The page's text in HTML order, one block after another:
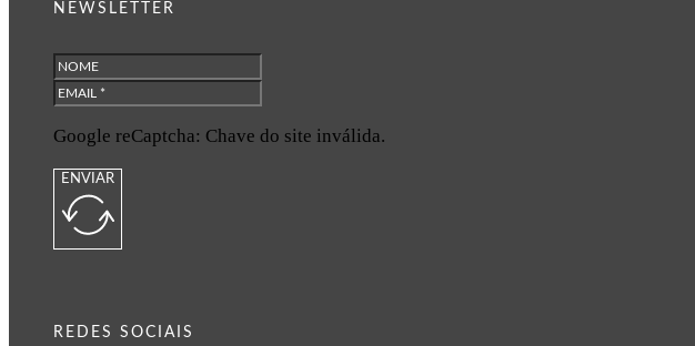
NEWSLETTER
Google reCaptcha: Chave do site inválida.
ENVIAR
REDES SOCIAIS